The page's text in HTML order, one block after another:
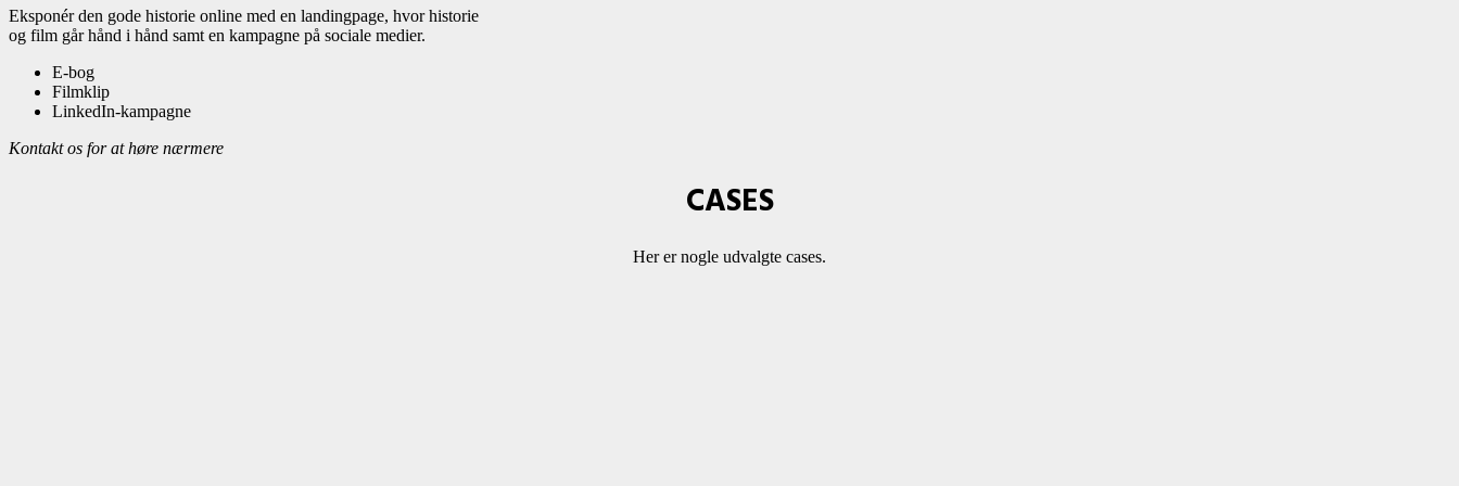
Eksponér den gode historie online med en landingpage, hvor historie
og film går hånd i hånd samt en kampagne på sociale medier.
E-bog
Filmklip
LinkedIn-kampagne
Kontakt os for at høre nærmere
CASES
Her er nogle udvalgte cases.